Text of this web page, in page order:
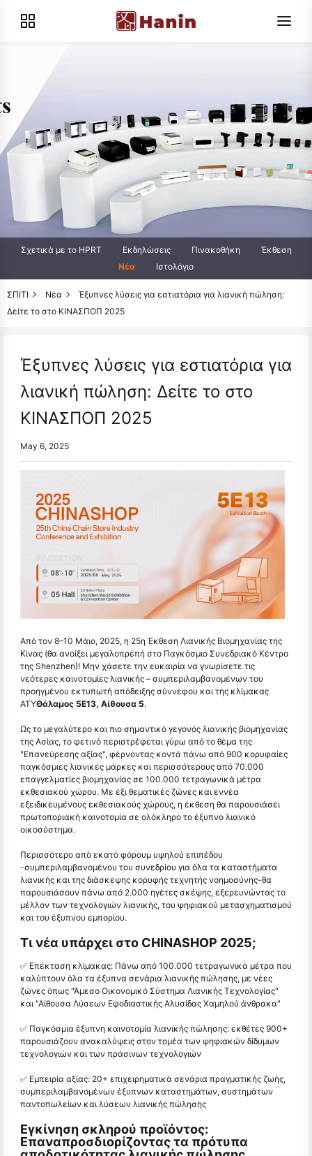
Σχετικά με το HPRT Εκδηλώσεις Πινακοθήκη
Έκθεση
Νέα
Ιστολόγιο
ΣΠΙΤΙ Νέα
Έξυπνες λύσεις για εστιατόρια για λιανική πώληση:
Δείτε το στο ΚΙΝΑΣΠΟΠ 2025
Έξυπνες λύσεις για εστιατόρια για
λιανική πώληση: Δείτε το στο
ΚΙΝΑΣΠΟΠ 2025
May 6, 2025
Από τον 8–10 Μάιο, 2025, η 25η Έκθεση Λιανικής Βιομηχανίας της
Κίνας (θα ανοίξει μεγαλοπρεπή στο Παγκόσμιο Συνεδριακό Κέντρο
της Shenzhen)! Μην χάσετε την ευκαιρία να γνωρίσετε τις
νεότερες καινοτομίες λιανικής – συμπεριλαμβανομένων του
προηγμένου εκτυπωτή απόδειξης σύννεφου και της κλίμακας
ΑΤΥΘάλαμος 5E13, Αίθουσα 5.
Ως το μεγαλύτερο και πιο σημαντικό γεγονός λιανικής βιομηχανίας
της Ασίας, το φετινό περιστρέφεται γύρω από το θέμα της
"Επανεύρεσης αξίας", φέρνοντας κοντά πάνω από 900 κορυφαίες
παγκόσμιες λιανικές μάρκες και περισσότερους από 70.000
επαγγελματίες βιομηχανίας σε 100.000 τετραγωνικά μέτρα
εκθεσιακού χώρου. Με έξι θεματικές ζώνες και εννέα
εξειδικευμένους εκθεσιακούς χώρους, η έκθεση θα παρουσιάσει
πρωτοποριακή καινοτομία σε ολόκληρο το έξυπνο λιανικό
οικοσύστημα.
Περισσότερο από εκατό φόρουμ υψηλού επιπέδου
-συμπεριλαμβανομένου του συνεδρίου για όλα τα καταστήματα
λιανικής και της διάσκεψης κορυφής τεχνητής νοημοσύνης-θα
παρουσιάσουν πάνω από 2.000 ηγέτες σκέψης, εξερευνώντας το
μέλλον των τεχνολογιών λιανικής, του ψηφιακού μετασχηματισμού
και του έξυπνου εμπορίου.
Τι νέα υπάρχει στο CHINASHOP 2025;
✅ Επέκταση κλίμακας: Πάνω από 100.000 τετραγωνικά μέτρα που
καλύπτουν όλα τα έξυπνα σενάρια λιανικής πώλησης, με νέες
ζώνες όπως "Άμεσο Οικονομικό Σύστημα Λιανικής Τεχνολογίας"
και "Αίθουσα Λύσεων Εφοδιαστικής Αλυσίδας Χαμηλού άνθρακα"
✅ Παγκόσμια έξυπνη καινοτομία λιανικής πώλησης: εκθέτες 900+
παρουσιάζουν ανακαλύψεις στον τομέα των ψηφιακών δίδυμων
τεχνολογιών και των πράσινων τεχνολογιών
✅ Εμπειρία αξίας: 20+ επιχειρηματικά σενάρια πραγματικής ζωής,
συμπεριλαμβανομένων έξυπνων καταστημάτων, συστημάτων
παντοπωλείων και λύσεων λιανικής πώλησης
Εγκίνηση σκληρού προϊόντος:
Επαναπροσδιορίζοντας τα πρότυπα